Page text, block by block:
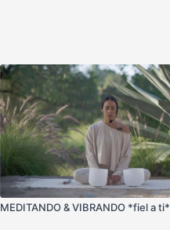
MEDITANDO & VIBRANDO *fiel a ti*